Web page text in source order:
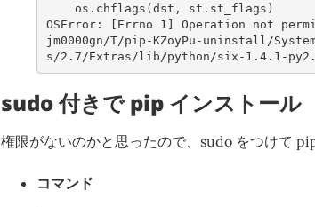
    os.chflags(dst, st.st_flags)
OSError: [Errno 1] Operation not
jm0000gn/T/pip-KZoyPu-uninstall/
s/2.7/Extras/lib/python/six-1.4.1-
sudo 付きで pip インストール
権限がないのかと思ったので、sudo をつけて
コマンド